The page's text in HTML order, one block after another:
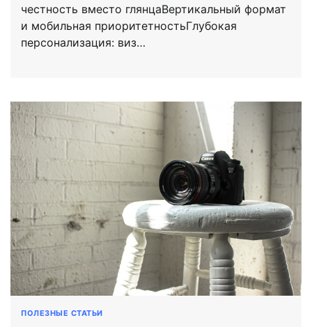
честность вместо глянцаВертикальный формат
и мобильная приоритетностьГлубокая
персонализация: виз…
ПОЛЕЗНЫЕ СТАТЬИ